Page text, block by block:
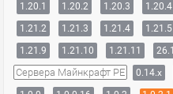
1.20.1
1.20.2 1.20.3 1.20.4
1.21.2
1.21.3 1.21.4 1.21.5
1.21.9
1.21.10 1.21.11 26.1
Сервера Майнкрафт PE 0.14.x